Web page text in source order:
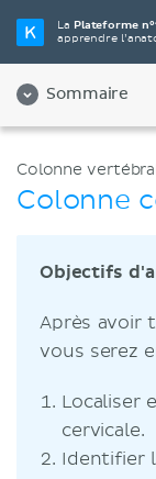
La Plateforme
apprendre
Sommaire
Colonne
Colonne
Objectifs
Après avoir
vous serez
Localiser
cervicale.
Identifier